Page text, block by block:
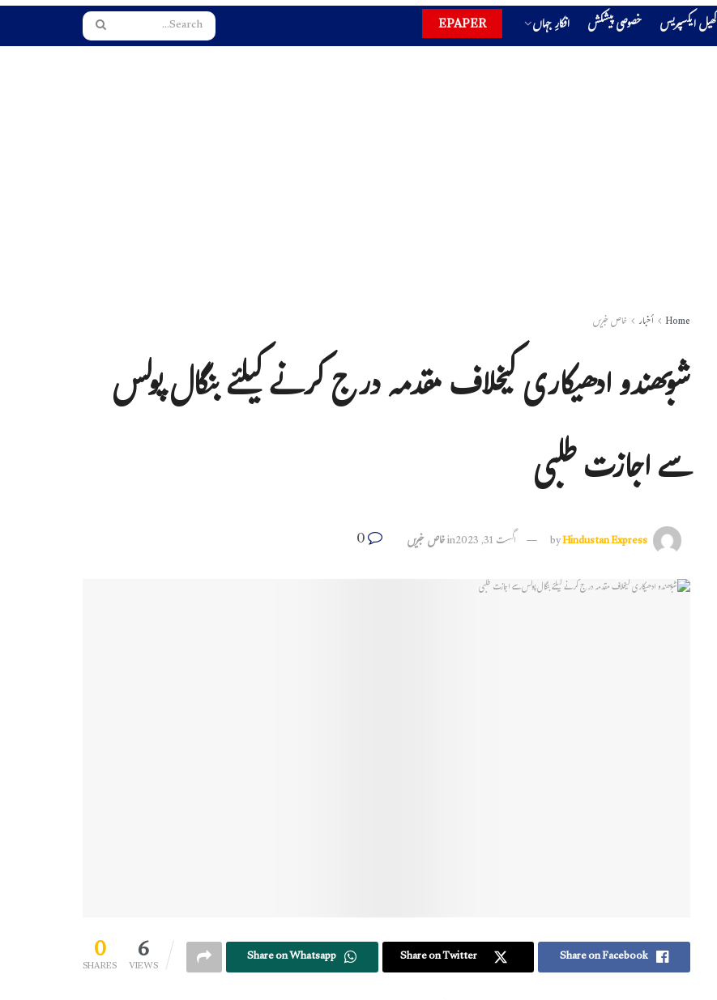
کھیل ایکسپریس خصوصی پیشکش افکارِ جہاں EPAPER
Home أخبار خاص خبریں
شوبھندو ادھیکاری کیخلاف مقدمہ درج کرنے کیلئے بنگال پولس
سے اجازت طلبی
byHindustan Express اگست 31, 2023 inخاص خبریں
0
SHARES 6
VIEWS Share on Facebook
Share on Twitter
Share on Whatsapp